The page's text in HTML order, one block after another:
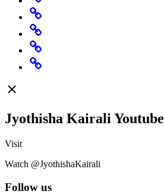
Specials
Rashi
Change
Believe
Featured
Jyothisha Kairali Youtube
Visit
Watch @JyothishaKairali
Follow us